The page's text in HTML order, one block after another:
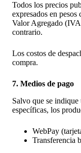
Todos los precios
expresados en
Valor Agregado
contrario.
Los costos de
compra.
7. Medios de pago
Salvo que se
específicas, los
WebPay
Transferencia